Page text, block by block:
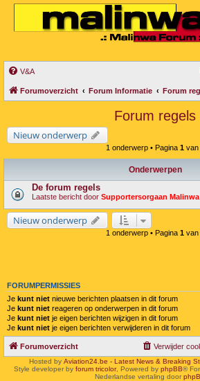
V&A
Forumoverzicht Forum Informatie Forum
Forum regels
Nieuw onderwerp
1 onderwerp • Pagina 1van
Onderwerpen
De forum regels
Laatste bericht door Supportersorgaan Malinwa
Nieuw onderwerp
1 onderwerp • Pagina 1van
FORUMPERMISSIES
Je kunt niet nieuwe berichten plaatsen in dit forum
Je kunt niet reageren op onderwerpen in dit forum
Je kunt niet je eigen berichten wijzigen in dit forum
Je kunt niet je eigen berichten verwijderen in dit forum
Forumoverzicht Verwijder
Hosted by Aviation24.be - Latest News & Breaking
Style developer by forum tricolor, Powered by phpBB®
Nederlandse vertaling door